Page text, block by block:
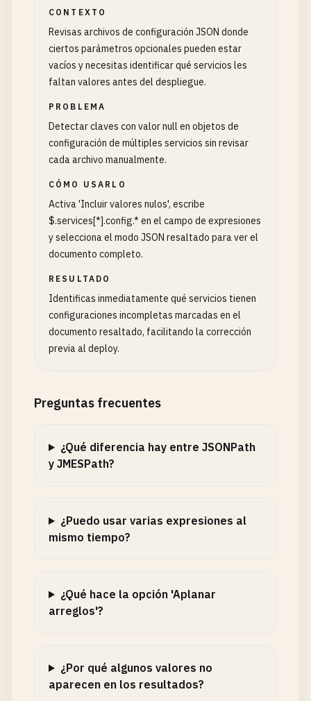
CONTEXTO
Revisas archivos de configuración JSON donde
ciertos parámetros opcionales pueden estar
vacíos y necesitas identificar qué servicios les
faltan valores antes del despliegue.
PROBLEMA
Detectar claves con valor null en objetos de
configuración de múltiples servicios sin revisar
cada archivo manualmente.
CÓMO USARLO
Activa 'Incluir valores nulos', escribe
$.services[*].config.* en el campo de expresiones
y selecciona el modo JSON resaltado para ver el
documento completo.
RESULTADO
Identificas inmediatamente qué servicios tienen
configuraciones incompletas marcadas en el
documento resaltado, facilitando la corrección
previa al deploy.
Preguntas frecuentes
¿Qué diferencia hay entre JSONPath
y JMESPath?
¿Puedo usar varias expresiones al
mismo tiempo?
¿Qué hace la opción 'Aplanar
arreglos'?
¿Por qué algunos valores no
aparecen en los resultados?